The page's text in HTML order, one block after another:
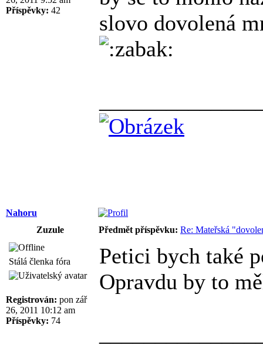
Příspěvky: 42
slovo dovolená
Nahoru
Zuzule
Předmět příspěvku: Re: Mateřská
Stálá členka fóra
Registrován: pon zář
26, 2011 10:12 am
Příspěvky: 74
Petici bych také
Opravdu by to